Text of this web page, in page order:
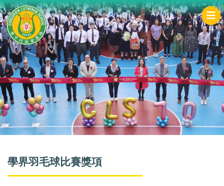
學界羽毛球比賽獎項